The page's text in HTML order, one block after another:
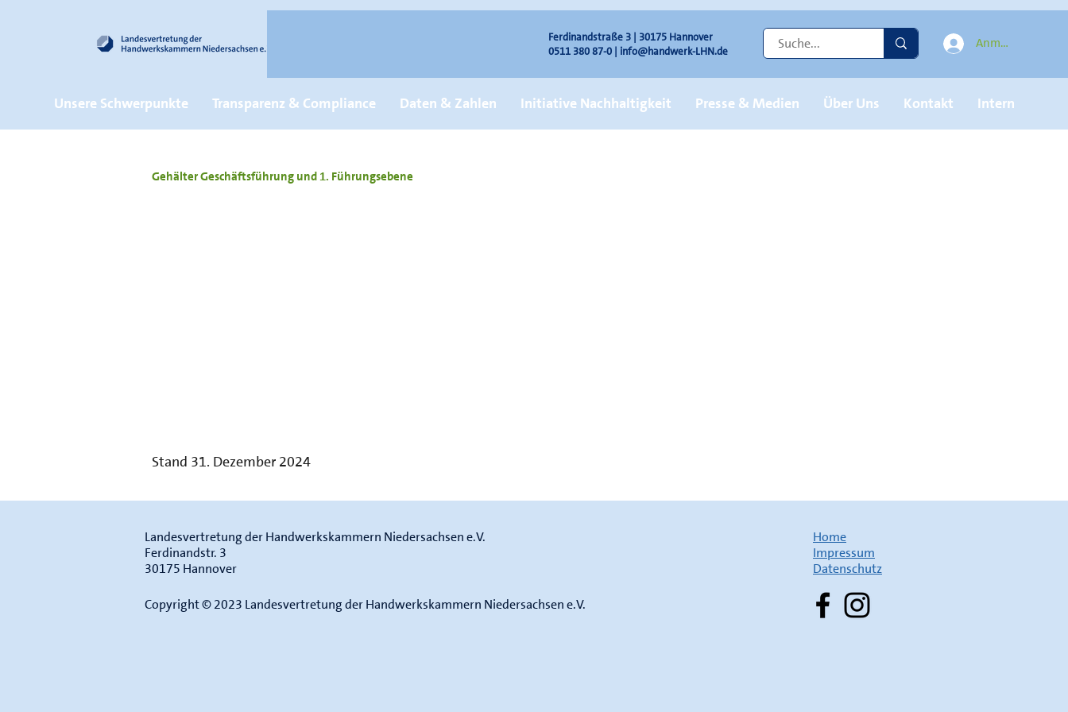
Ferdinandstraße 3 | 30175 Hannover
0511 380 87-0 | info@handwerk-LHN.de
Anmelden
Unsere Schwerpunkte Transparenz & Compliance Daten & Zahlen Initiative Nachhaltigkeit Presse & Medien Über Uns Kontakt Intern
Gehälter Geschäftsführung und 1. Führungsebene
Stand 31. Dezember 2024
Landesvertretung der Handwerkskammern Niedersachsen e.V.
Ferdinandstr. 3
30175 Hannover
Home
Impressum
Datenschutz
Copyright © 2023 Landesvertretung der Handwerkskammern Niedersachsen e.V.